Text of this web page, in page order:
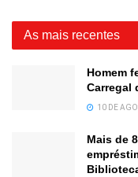
As mais recentes
Homem
Carregal
10 DE
Mais de